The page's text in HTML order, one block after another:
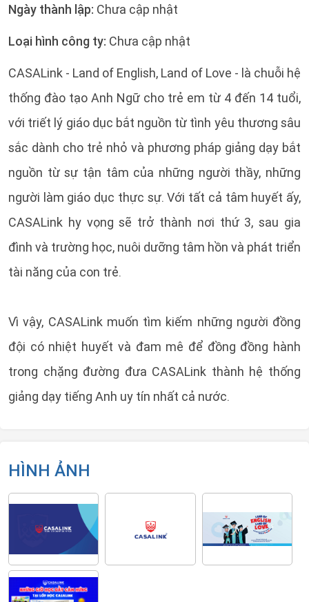
Ngày thành lập: Chưa cập nhật
Loại hình công ty: Chưa cập nhật
CASALink - Land of English, Land of Love - là chuỗi hệ
thống đào tạo Anh Ngữ cho trẻ em từ 4 đến 14 tuổi,
với triết lý giáo dục bắt nguồn từ tình yêu thương sâu
sắc dành cho trẻ nhỏ và phương pháp giảng dạy bắt
nguồn từ sự tận tâm của những người thầy, những
người làm giáo dục thực sự. Với tất cả tâm huyết ấy,
CASALink hy vọng sẽ trở thành nơi thứ 3, sau gia
đình và trường học, nuôi dưỡng tâm hồn và phát triển
tài năng của con trẻ.
Vì vậy, CASALink muốn tìm kiếm những người đồng
đội có nhiệt huyết và đam mê để đồng đồng hành
trong chặng đường đưa CASALink thành hệ thống
giảng dạy tiếng Anh uy tín nhất cả nước.
HÌNH ẢNH